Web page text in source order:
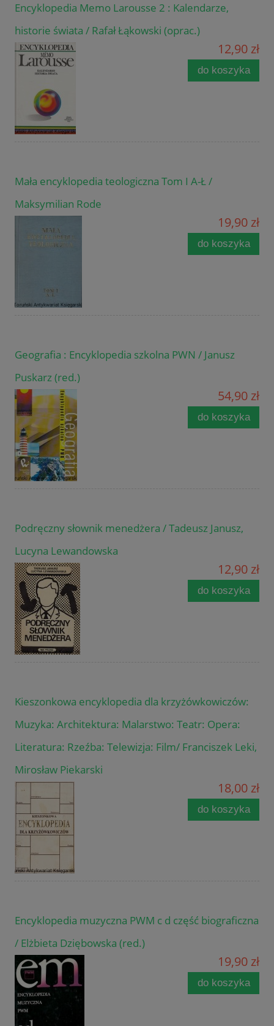
Encyklopedia Memo Larousse 2 : Kalendarze,
historie świata / Rafał Łąkowski (oprac.)
12,90 zł
do koszyka
Mała encyklopedia teologiczna Tom I A-Ł /
Maksymilian Rode
19,90 zł
do koszyka
Geografia : Encyklopedia szkolna PWN / Janusz
Puskarz (red.)
54,90 zł
do koszyka
Podręczny słownik menedżera / Tadeusz Janusz,
Lucyna Lewandowska
12,90 zł
do koszyka
Kieszonkowa encyklopedia dla krzyżówkowiczów:
Muzyka: Architektura: Malarstwo: Teatr: Opera:
Literatura: Rzeźba: Telewizja: Film/ Franciszek Leki,
Mirosław Piekarski
18,00 zł
do koszyka
Encyklopedia muzyczna PWM c d część biograficzna
/ Elżbieta Dziębowska (red.)
19,90 zł
do koszyka